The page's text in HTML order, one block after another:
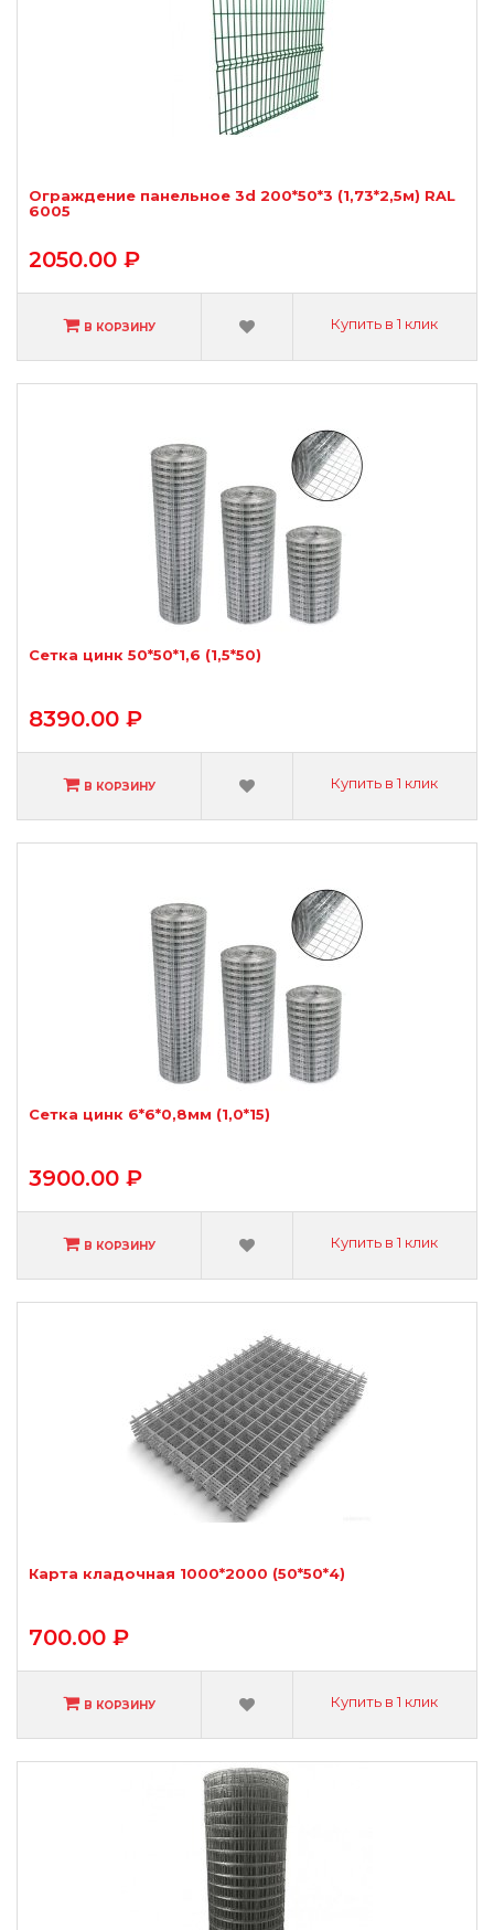
Ограждение панельное 3d 200*50*3 (1,73*2,5м) RAL
6005
2050.00 ₽
В КОРЗИНУ Купить в 1 клик
Сетка цинк 50*50*1,6 (1,5*50)
8390.00 ₽
В КОРЗИНУ Купить в 1 клик
Сетка цинк 6*6*0,8мм (1,0*15)
3900.00 ₽
В КОРЗИНУ Купить в 1 клик
Карта кладочная 1000*2000 (50*50*4)
700.00 ₽
В КОРЗИНУ Купить в 1 клик